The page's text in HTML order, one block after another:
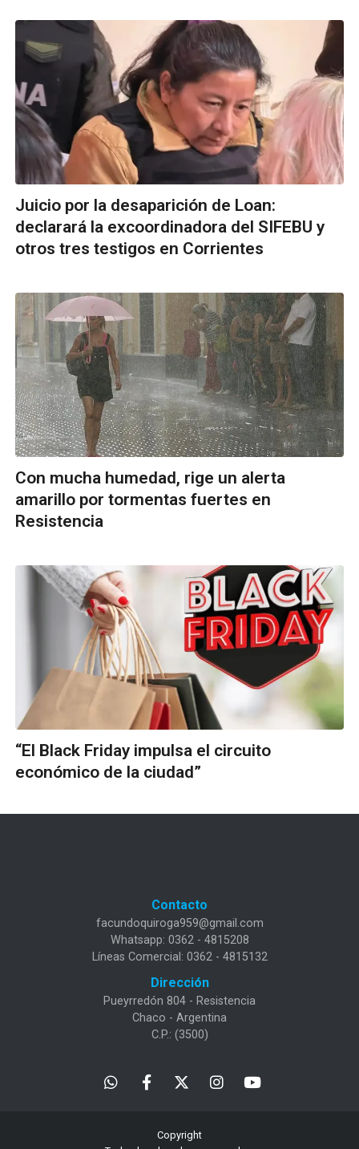
Juicio por la desaparición de Loan:
declarará la excoordinadora del SIFEBU y
otros tres testigos en Corrientes
Con mucha humedad, rige un alerta
amarillo por tormentas fuertes en
Resistencia
“El Black Friday impulsa el circuito
económico de la ciudad”
Contacto
facundoquiroga959@gmail.com
Whatsapp: 0362 - 4815208
Líneas Comercial: 0362 - 4815132
Dirección
Pueyrredón 804 - Resistencia
Chaco - Argentina
C.P.: (3500)
Copyright